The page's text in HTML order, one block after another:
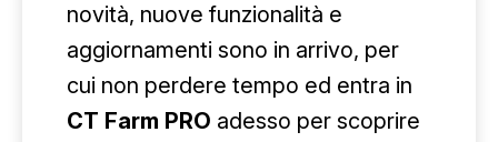
novità, nuove funzionalità e
aggiornamenti sono in arrivo, per
cui non perdere tempo ed entra in
CT Farm PRO adesso per scoprire